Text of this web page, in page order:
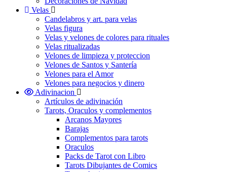
Velas
Candelabros y art. para velas
Velas figura
Velas y velones de colores para rituales
Velas ritualizadas
Velones de limpieza y proteccion
Velones de Santos y Santería
Velones para el Amor
Velones para negocios y dinero
Adivinacion
Artículos de adivinación
Tarots, Oraculos y complementos
Arcanos Mayores
Barajas
Complementos para tarots
Oraculos
Packs de Tarot con Libro
Tarots Dibujantes de Comics